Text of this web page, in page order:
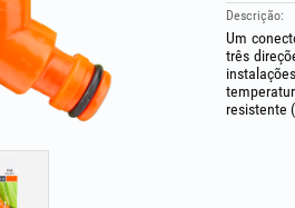
Descrição:
Um
três
resistente